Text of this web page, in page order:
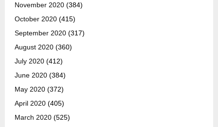
November 2020 (384)
October 2020 (415)
September 2020 (317)
August 2020 (360)
July 2020 (412)
June 2020 (384)
May 2020 (372)
April 2020 (405)
March 2020 (525)